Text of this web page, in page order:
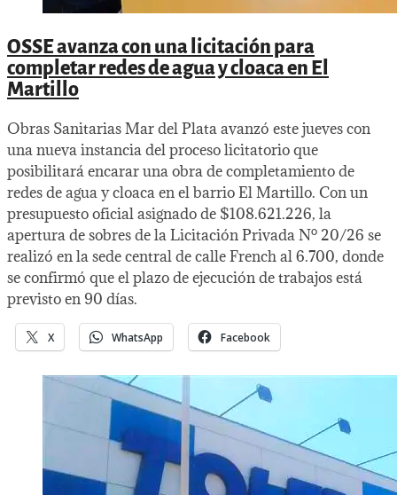
OSSE avanza con una licitación para
completar redes de agua y cloaca en El
Martillo
Obras Sanitarias Mar del Plata avanzó este jueves con
una nueva instancia del proceso licitatorio que
posibilitará encarar una obra de completamiento de
redes de agua y cloaca en el barrio El Martillo. Con un
presupuesto oficial asignado de $108.621.226, la
apertura de sobres de la Licitación Privada Nº 20/26 se
realizó en la sede central de calle French al 6.700, donde
se confirmó que el plazo de ejecución de trabajos está
previsto en 90 días.
X WhatsApp Facebook